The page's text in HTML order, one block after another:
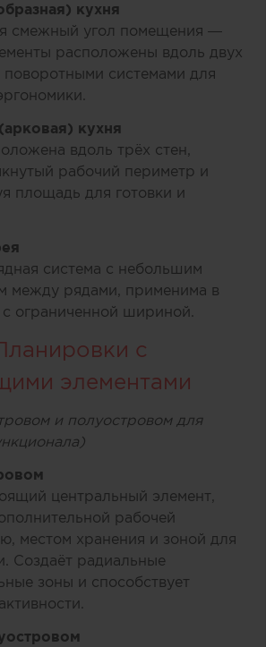
кухня
смежный угол помещения —
расположены вдоль двух
поворотными системами для
кухня
вдоль трёх стен,
рабочий периметр и
площадь для готовки и
система с небольшим
между рядами, применима в
ограниченной шириной.
с
элементами
и полуостровом для
центральный элемент,
рабочей
местом хранения и зоной для
Создаёт радиальные
зоны и способствует